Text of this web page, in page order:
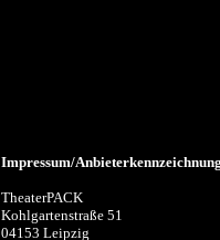
Impressum/
TheaterPACK
Kohlgartenstraße 51
04153 Leipzig